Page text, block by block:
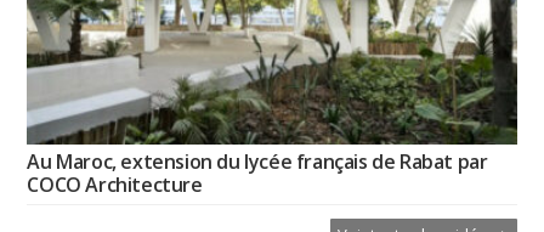
Au Maroc, extension du lycée français de Rabat par
COCO Architecture